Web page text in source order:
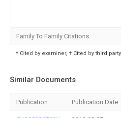
Family To Family Citations
* Cited by examiner, † Cited by third
Similar Documents
Publication Publication Date